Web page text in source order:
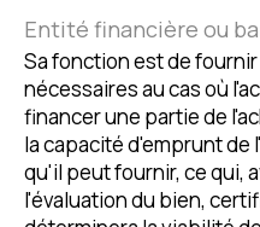
Entité financière ou
Sa fonction est de
nécessaires au cas où
financer une partie de
la capacité d'emprunt de
qu'il peut fournir, ce qui,
l'évaluation du bien,